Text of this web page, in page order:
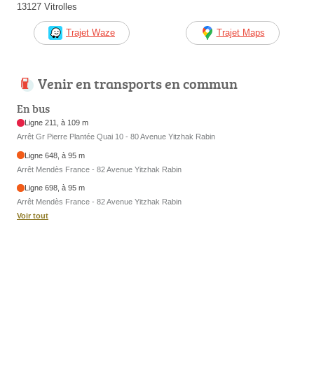
13127 Vitrolles
Trajet Waze Trajet Maps
Venir en transports en commun
En bus
Ligne 211, à 109 m
Arrêt Gr Pierre Plantée Quai 10 - 80 Avenue Yitzhak Rabin
Ligne 648, à 95 m
Arrêt Mendès France - 82 Avenue Yitzhak Rabin
Ligne 698, à 95 m
Arrêt Mendès France - 82 Avenue Yitzhak Rabin
Voir tout